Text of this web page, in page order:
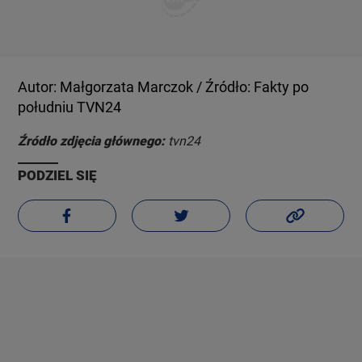
Autor: Małgorzata Marczok / Źródło: Fakty po
południu TVN24
Źródło zdjęcia głównego: tvn24
PODZIEL SIĘ